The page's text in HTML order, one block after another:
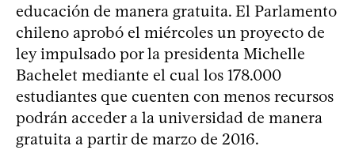
educación de manera gratuita. El Parlamento
chileno aprobó el miércoles un proyecto de
ley impulsado por la presidenta Michelle
Bachelet mediante el cual los 178.000
estudiantes que cuenten con menos recursos
podrán acceder a la universidad de manera
gratuita a partir de marzo de 2016.